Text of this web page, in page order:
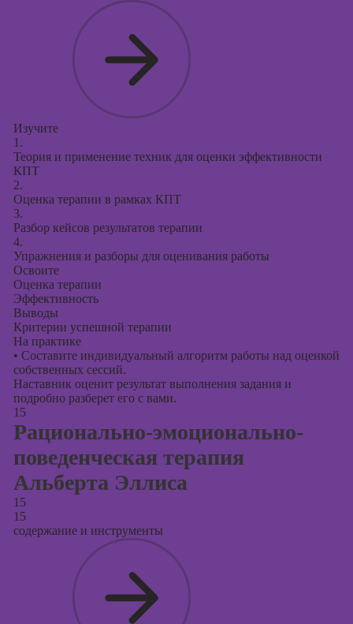
Изучите
1.
Теория и применение техник для оценки эффективности
КПТ
2.
Оценка терапии в рамках КПТ
3.
Разбор кейсов результатов терапии
4.
Упражнения и разборы для оценивания работы
Освоите
Оценка терапии
Эффективность
Выводы
Критерии успешной терапии
На практике
• Составите индивидуальный алгоритм работы над оценкой
собственных сессий.
Наставник оценит результат выполнения задания и
подробно разберет его с вами.
15
Рационально-эмоционально-
поведенческая терапия
Альберта Эллиса
15
15
содержание и инструменты